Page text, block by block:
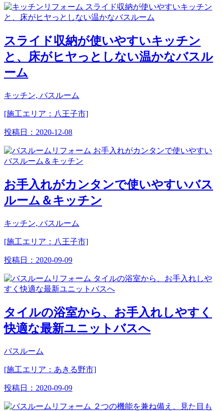
スライド収納が使いやすいキッチン
と、床がヒヤっとしない温かなバスル
ーム
キッチン, バスルーム
[施工エリア：八王子市]
投稿日： 2020-12-08
お手入れがカンタンで使いやすいバス
ルーム＆キッチン
キッチン, バスルーム
[施工エリア：八王子市]
投稿日： 2020-09-09
タイルの浴室から、お手入れしやすく
快適な最新ユニットバスへ
バスルーム
[施工エリア：あきる野市]
投稿日： 2020-09-09